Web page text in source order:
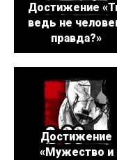
Достижение
ведь не
правда?»
Достижение
«Мужество и